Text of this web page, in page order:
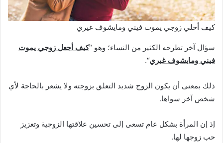
كيف أخلي زوجي يموت فيني ومايشوف غيري
سؤال آخر تطرحه الكثير من النساء؛ وهو “كيف أجعل زوجي يموت
فيني ومايشوف غيري“.
ذلك بمعنى أن يكون الزوج شديد التعلق بزوجته ولا يشعر بالحاجة لأي
شخص آخر سواها.
إذ إن المرأة بشكل عام تسعى إلى تحسين علاقتها الزوجية وتعزيز
حب زوجها لها.